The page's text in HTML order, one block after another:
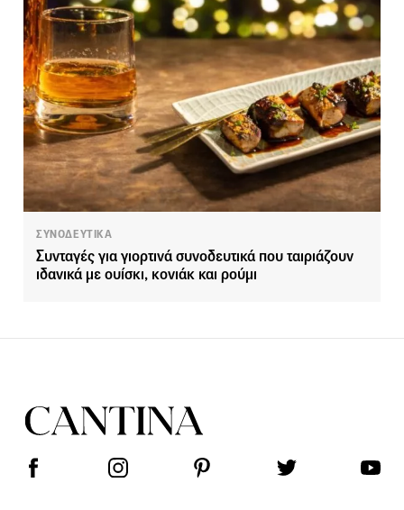
ΣΥΝΟΔΕΥΤΙΚΑ
Συνταγές για γιορτινά συνοδευτικά που ταιριάζουν
ιδανικά με ουίσκι, κονιάκ και ρούμι